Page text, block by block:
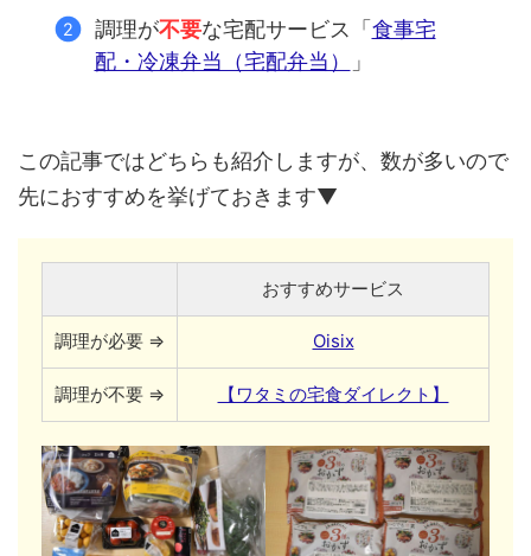
調理が不要な宅配サービス「食事宅
配・冷凍弁当（宅配弁当）
」
この記事ではどちらも紹介しますが、数が多いので
先におすすめを挙げておきます▼
おすすめサービス
調理が必要 ⇒ Oisix
調理が不要 ⇒ 【ワタミの宅食ダイレクト】